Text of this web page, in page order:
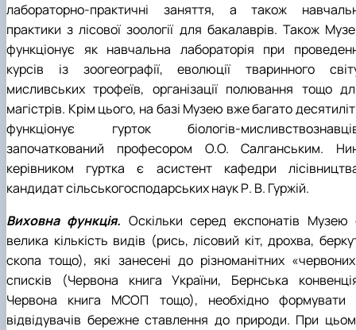
лабораторно-практичні заняття, а також
практики з лісової зоології для бакалаврів. Також
функціонує як навчальна лабораторія при
курсів із зоогеографії, еволюції тваринного
мисливських трофеїв, організації полювання тощо
магістрів. Крім цього, на базі Музею вже багато
функціонує гурток біологів-
започаткований професором О.О. Салганським.
керівником гуртка є асистент кафедри
кандидат сільськогосподарських наук Р. В. Гуржій.
Виховна функція. Оскільки серед експонатів Музею
велика кількість видів (рись, лісовий кіт, дрохва,
скопа тощо), які занесені до різноманітних
списків (Червона книга України, Бернська
Червона книга МСОП тощо), необхідно формувати
відвідувачів бережне ставлення до природи. При